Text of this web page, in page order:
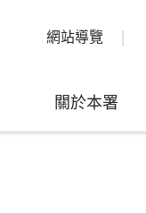
網站導覽
關於本署